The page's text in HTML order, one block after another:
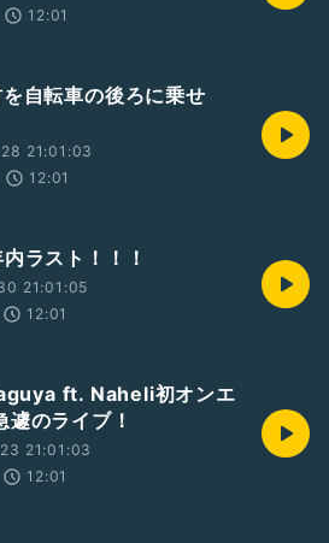
12:01
自転車の後ろに乗せ
21:01:03
12:01
ラスト！！！
21:01:05
12:01
ft. Naheli初オンエ
遽のライブ！
21:01:03
12:01